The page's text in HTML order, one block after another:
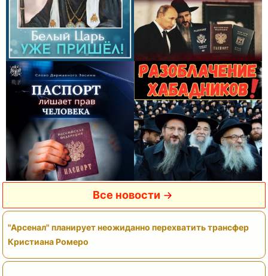
Все новости
"Арсенал" планирует неожиданно перехватить трансфер
Кристиана Ромеро